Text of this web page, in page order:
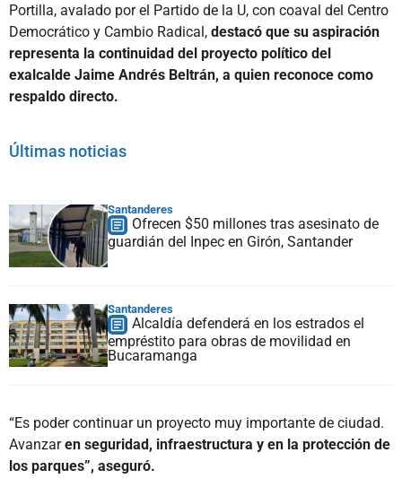
Portilla, avalado por el Partido de la U, con coaval del Centro
Democrático y Cambio Radical, destacó que su aspiración
representa la continuidad del proyecto político del
exalcalde Jaime Andrés Beltrán, a quien reconoce como
respaldo directo.
Últimas noticias
Santanderes
Ofrecen $50 millones tras asesinato de
guardián del Inpec en Girón, Santander
Santanderes
Alcaldía defenderá en los estrados el
empréstito para obras de movilidad en
Bucaramanga
“Es poder continuar un proyecto muy importante de ciudad.
Avanzaren seguridad, infraestructura y en la protección de
los parques”, aseguró.